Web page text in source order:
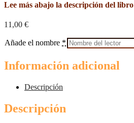
Lee más abajo la descripción del libro
11,00 €
Añade el nombre *
Información adicional
Descripción
Descripción